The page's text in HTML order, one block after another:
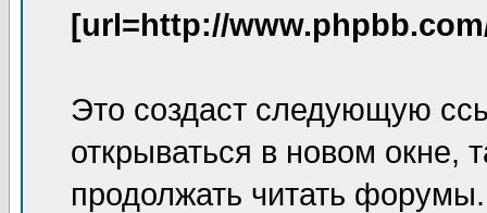
[url=http://
Это создаст следующую
открываться в новом окне,
продолжать читать форумы.